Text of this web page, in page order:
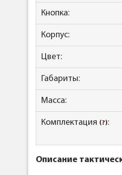
Кнопка:
Корпус:
Цвет:
Габариты:
Масса:
Комплектация (?):
Описание